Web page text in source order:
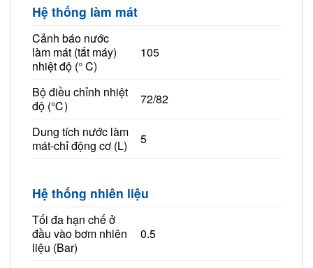
Hệ thống làm mát
Cảnh báo nước
làm mát (tắt máy)
nhiệt độ (° C)
105
Bộ điều chỉnh nhiệt
độ (℃)
72/82
Dung tích nước làm
mát-chỉ động cơ (L)
5
Hệ thống nhiên liệu
Tối đa hạn chế ở
đầu vào bơm nhiên
liệu (Bar)
0.5